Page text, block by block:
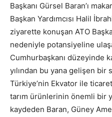
Başkanı Gürsel Baran’ı
Başkan Yardımcısı Halil
ziyarette konuşan ATO
nedeniyle potansiyeline
Cumhurbaşkanı düzeyinde
yılından bu yana gelişen
Türkiye’nin Ekvator ile
tarım ürünlerinin önemli bir
kaydeden Baran, Güney